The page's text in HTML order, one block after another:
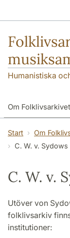
Humanistiska
Om Folklivsarkivet
Sök i samlingarna
Kontakt
Start Om
C. W. v.
C. W. v.
Utöver von
folklivsarkiv
institutioner: